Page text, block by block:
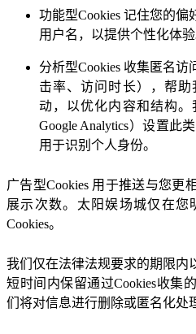
功能型Cookies 记住您的偏
用户名，以提供个性化体验
分析型Cookies 收集匿名
击率、访问时长），帮
动，以优化内容和结构
Google Analytics）设置此
用于识别个人身份。
广告型Cookies 用于推送与您更
展示次数。太阳娱场城仅在您
Cookies。
我们仅在法律法规要求的期限内
短时间内保留通过Cookies收集
们将对信息进行删除或匿名化处